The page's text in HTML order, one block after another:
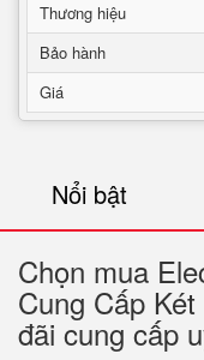
Thương hiệu
Bảo hành
Giá
Nổi bật
Chọn mua
Cung Cấp
đãi cung cấp